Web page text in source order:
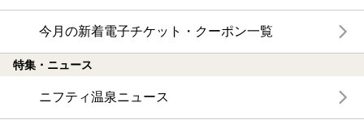
今月の新着電子チケット・クーポン一覧
特集・ニュース
ニフティ温泉ニュース